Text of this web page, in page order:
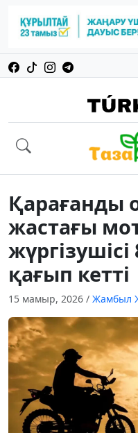
Қарағанды
жастағы
қағып кетті
15 мамыр, 2026 / Жамбыл